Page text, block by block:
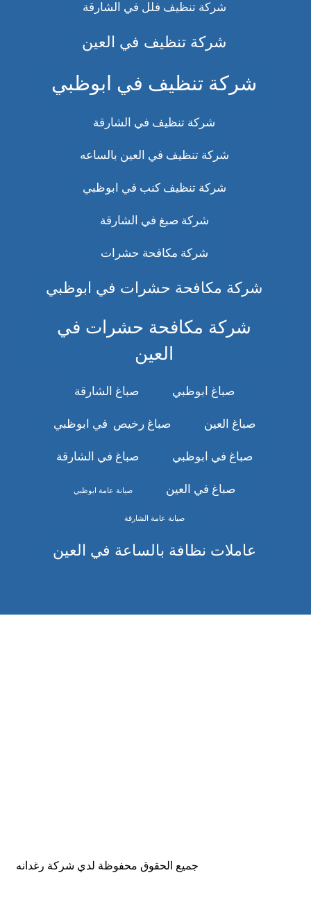
شركة تنظيف فلل في الشارقة
شركة تنظيف في العين
شركة تنظيف في ابوظبي
شركة تنظيف في الشارقة
شركة تنظيف في العين بالساعه
شركة تنظيف كنب في ابوظبي
شركة صبغ في الشارقة
شركة مكافحة حشرات
شركة مكافحة حشرات في ابوظبي
شركة مكافحة حشرات في
العين
صباغ ابوظبي صباغ الشارقة
صباغ العين صباغ رخيص في ابوظبي
صباغ في ابوظبي صباغ في الشارقة
صباغ في العين صيانة عامة ابوظبي
صيانة عامة الشارقة
عاملات نظافة بالساعة في العين
جميع الحقوق محفوظة لدي شركة رغدانه